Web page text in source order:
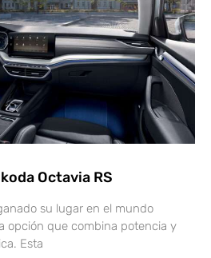
Octavia RS
su lugar en el mundo
opción que combina potencia y
Esta